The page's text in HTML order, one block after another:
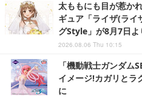
太ももにも目が惹か
ギュア「ライザ(ライ
グStyle」が8月7日
2026.08.06 Thu 10:15
「機動戦士ガンダム
イメージ!カガリとラ
に